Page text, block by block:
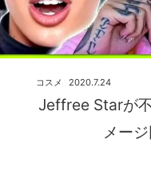
Jeffree Starが
メー
2020.7.24
コスメ